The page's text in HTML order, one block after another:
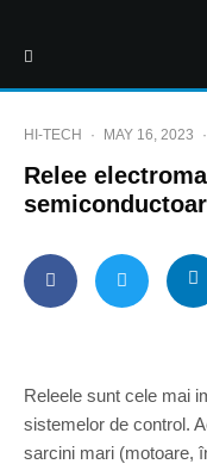
HI-TECH · MAY 16, 2023 ·
Relee
Releele sunt cele mai
sistemelor de control.
sarcini mari (motoare,